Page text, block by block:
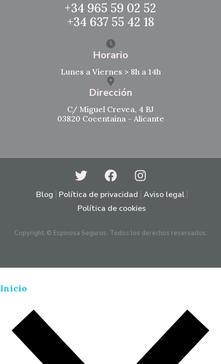
+34 965 59 02 52
+34 637 55 42 18
Horario
Lunes a Viernes > 8h a 14h
Dirección
C/ Miguel Crevea, 4 BJ
03820 Cocentaina - Alicante
Blog Política de privacidad Aviso legal
Política de cookies
Copyright © Espinosa Seguros. Todos los derechos reservados.
Inicio